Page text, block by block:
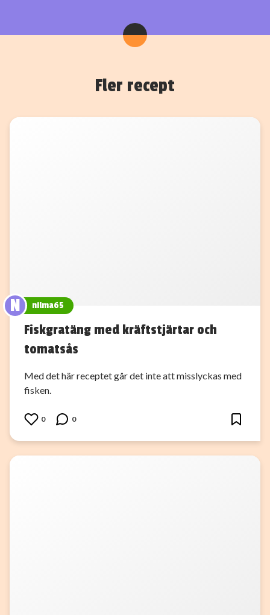
Fler recept
N nilma65
Fiskgratäng med kräftstjärtar och
tomatsås
Med det här receptet går det inte att misslyckas med
fisken.
0 0